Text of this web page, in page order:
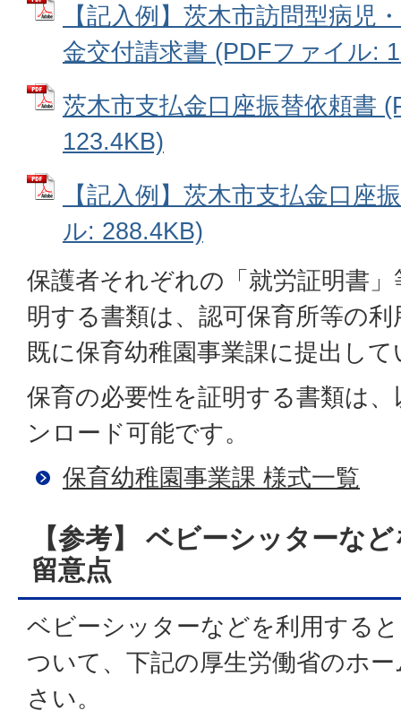
【記入例】茨木市訪問型病児
金交付請求書 (PDFファイル:
茨木市支払金口座振替依頼書
123.4KB)
【記入例】茨木市支払金口座
ル: 288.4KB)
保護者それぞれの「就労証明書
明する書類は、認可保育所等の
既に保育幼稚園事業課に提出し
保育の必要性を証明する書類は
ンロード可能です。
保育幼稚園事業課 様式一覧
【参考】 ベビーシッターな
留意点
ベビーシッターなどを利用する
ついて、下記の厚生労働省のホ
さい。